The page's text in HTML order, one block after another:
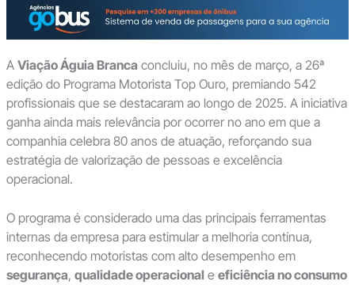
A Viação Águia Branca concluiu, no mês de março, a 26ª
edição do Programa Motorista Top Ouro, premiando 542
profissionais que se destacaram ao longo de 2025. A iniciativa
ganha ainda mais relevância por ocorrer no ano em que a
companhia celebra 80 anos de atuação, reforçando sua
estratégia de valorização de pessoas e excelência
operacional.
O programa é considerado uma das principais ferramentas
internas da empresa para estimular a melhoria contínua,
reconhecendo motoristas com alto desempenho em
segurança, qualidade operacional e eficiência no consumo